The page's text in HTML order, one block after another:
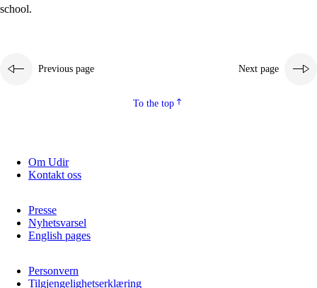
3.2 Teaching and differentiated instruction
3.3 Cooperation between home and school
3.4
On-the-job training in a training establishment and
3.5 Professional environment and school development
school.
Previous page Next page
To the top
Om Udir
Kontakt oss
Presse
Nyhetsvarsel
English pages
Personvern
Tilgjengelighetserklæring